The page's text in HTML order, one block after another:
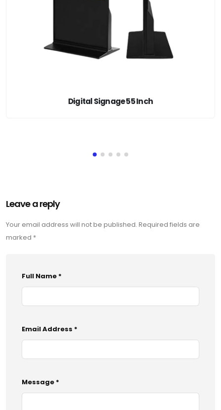
Digital Signage 55 Inch
Leave a reply
Your email address will not be published. Required fields are
marked *
Full Name *
Email Address *
Message *